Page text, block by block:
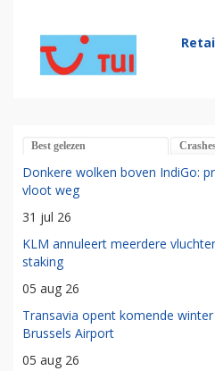
Best gelezen
Donkere wolken boven IndiGo:
vloot weg
31 jul 26
KLM annuleert meerdere
staking
05 aug 26
Transavia opent komende
Brussels Airport
05 aug 26